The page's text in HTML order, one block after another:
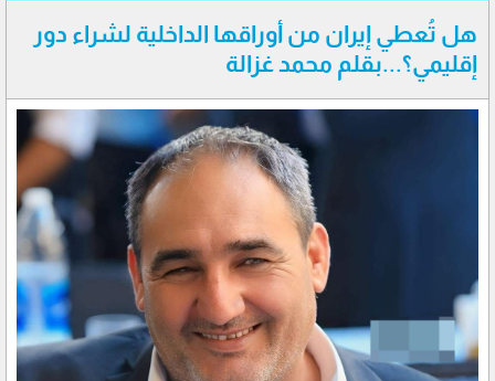
هل تُعطي إيران من أوراقها الداخلية لشراء دور
إقليمي؟...بقلم محمد غزالة